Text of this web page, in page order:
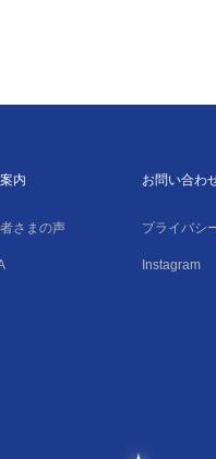
内
さまの声
お問い合わ
プライバシ
Instagram